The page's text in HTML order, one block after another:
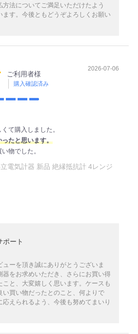
方法についてご満足いただけたよう
ます。今後ともどうぞよろしくお願い
ご利用者様
購入確認済み
2026-07-06
て購入しました。
ったと思います。
物でした。
電気計器 新品 絶縁抵抗計 4レンジ
ポート
ューを頂き誠にありがとうございま
器をお求めいただき、さらにお買い得
こと、大変嬉しく思います。ケースも
い買い物だったとのこと、何よりで
応えられるよう、今後も努めてまいり